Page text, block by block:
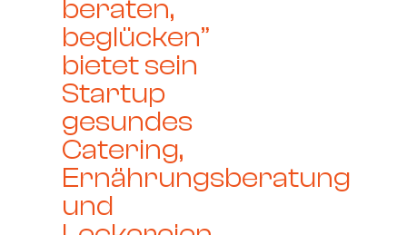
beraten,
beglücken”
bietet sein
Startup
gesundes
Catering,
Ernährungsberatung
und